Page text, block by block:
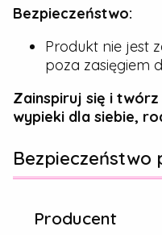
Bezpieczeństwo:
Produkt nie jest
poza zasięgiem
Zainspiruj się i
wypieki dla siebie,
Bezpieczeństwo
Producent